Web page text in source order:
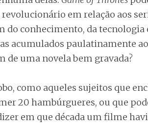
em relação aos
do conhecimento, da tecnologia
acumulados paulatinamente
de uma novela bem gravada?
como aqueles sujeitos que
20 hambúrgueres, ou que
em que década um filme